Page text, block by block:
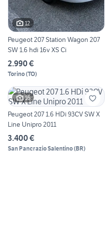
12
Peugeot 207 Station Wagon 207
SW 1.6 hdi 16v XS Ci
2.990 €
Torino(TO)
16
Peugeot 207 1.6 HDi 93CV SW X
Line Unipro 2011
3.400 €
San Pancrazio Salentino(BR)